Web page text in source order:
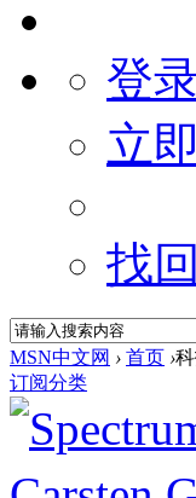
登
立
找
MSN中文网 › 首页 ›
订阅分类